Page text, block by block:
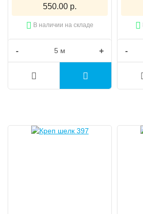
550.00 р.
В наличии на складе
- + -